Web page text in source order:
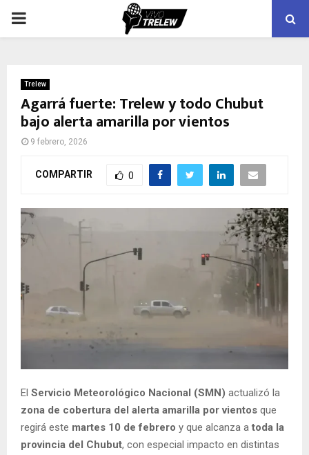
PRIMARY
Trelew
Agarrá fuerte: Trelew y todo Chubut
bajo alerta amarilla por vientos
9 febrero, 2026
COMPARTIR 0
El Servicio Meteorológico Nacional (SMN) actualizó la
zona de cobertura del alerta amarilla por vientos que
regirá este martes 10 de febrero y que alcanza a toda la
provincia del Chubut, con especial impacto en distintas